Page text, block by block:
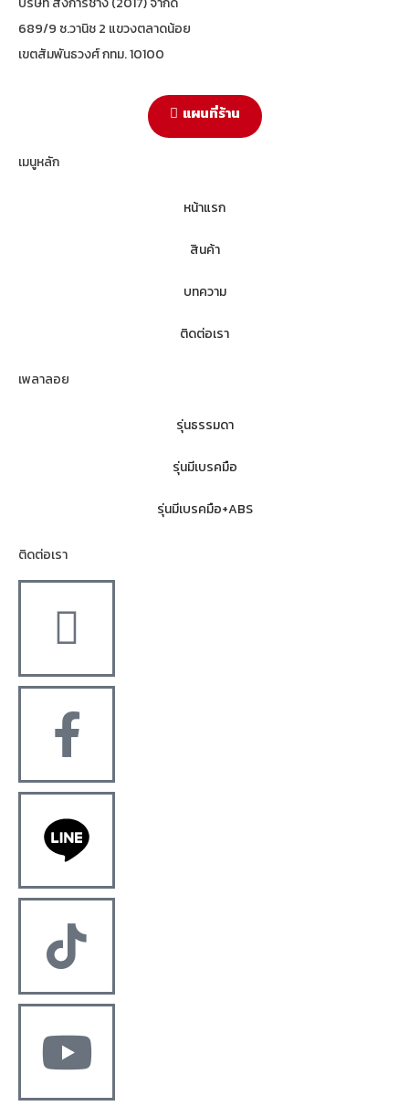
689/9 ซ.วานิช 2 แขวงตลาดน้อย
เขตสัมพันธวงศ์ กทม. 10100
แผนที่ร้าน
เมนูหลัก
หน้าแรก
สินค้า
บทความ
ติดต่อเรา
เพลาลอย
รุ่นธรรมดา
รุ่นมีเบรคมือ
รุ่นมีเบรคมือ+ABS
ติดต่อเรา